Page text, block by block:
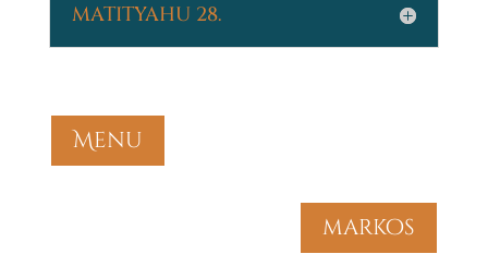
MATITYAHU 28.
Menu
markos